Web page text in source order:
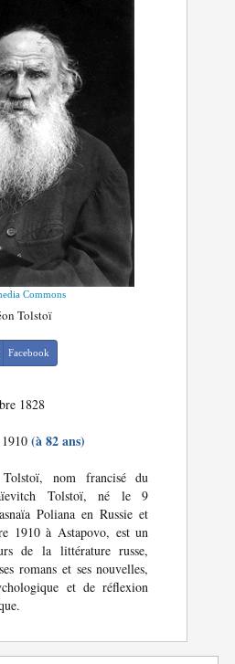
Commons
Tolstoï
Facebook
1828
1910(à 82 ans)
nom francisé du
Tolstoï, né le 9
Poliana en Russie et
1910 à Astapovo, est un
de la littérature russe,
romans et ses nouvelles,
et de réflexion